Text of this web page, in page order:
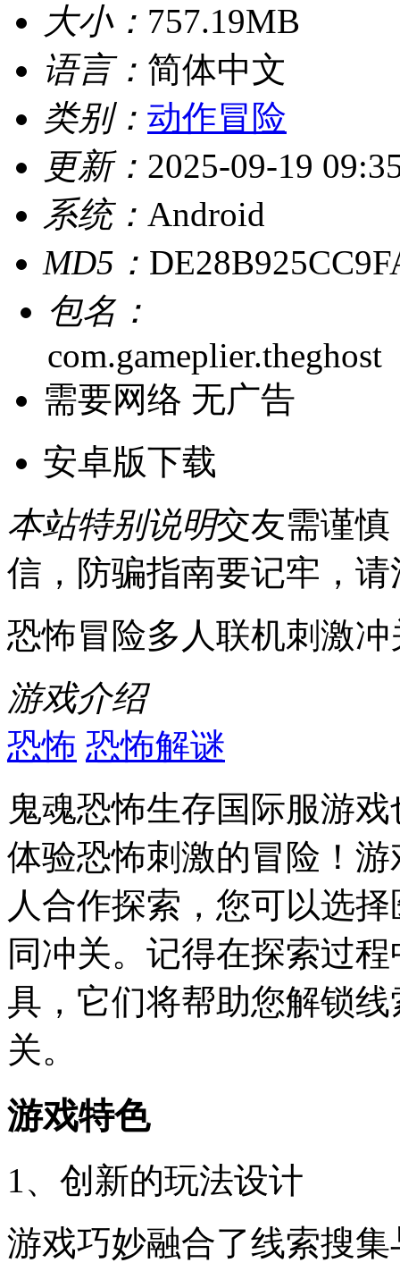
大小： 757.19MB
语言： 简体中文
类别： 动作冒险
更新： 2025-09-19
系统： Android
MD5：
包名：
com.gameplier.theghost
需要网络 无广告
安卓版下载
本站特别说明交友需谨
信，防骗指南要记牢，
恐怖冒险多人联机刺激冲
游戏介绍
恐怖 恐怖解谜
鬼魂恐怖生存国际服游
体验恐怖刺激的冒险！
人合作探索，您可以选
同冲关。记得在探索过
具，它们将帮助您解锁
关。
游戏特色
1、创新的玩法设计
游戏巧妙融合了线索搜